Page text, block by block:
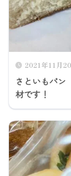
2021年11月
さといもパ
材です！